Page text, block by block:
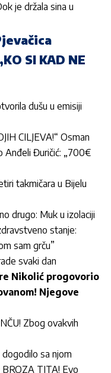
je držala sina u
SI KAD NE
dušu u emisiji
CILJEVA!“ Osman
Anđeli Đuričić: „700€
takmičara u Bijelu
drugo: Muk u izolaciji
stanje:
sam grču”
svaki dan
Nikolić progovorio
Njegove
Zbog ovakvih
dogodilo sa njom
BROZA TITA! Evo